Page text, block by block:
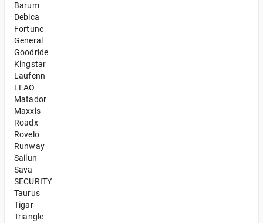
Barum
Debica
Fortune
General
Goodride
Kingstar
Laufenn
LEAO
Matador
Maxxis
Roadx
Rovelo
Runway
Sailun
Sava
SECURITY
Taurus
Tigar
Triangle